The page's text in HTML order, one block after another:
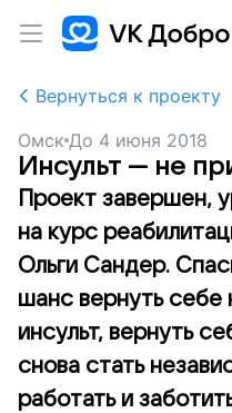
Вернуться к проекту
Омск До 4 июня 2018
Инсульт — не
Проект завершен,
на курс
Ольги Сандер.
шанс вернуть себе
инсульт, вернуть
снова стать
работать и